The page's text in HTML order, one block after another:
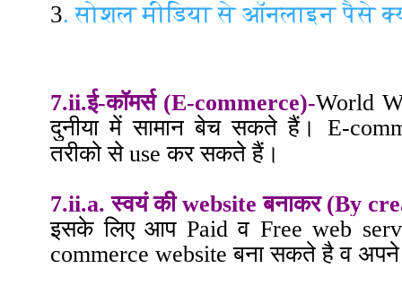
3. सोशल मीडिया से ऑनलाइन पैसे
7.ii.ई-कॉमर्स (E-commerce)-World
दुनीया में सामान बेच सकते हैं ।
E-
तरीको से use कर सकते हैं ।
7.ii.a. स्वयं की website बनाकर (By
इसके लिए आप Paid व Free web
commerce website बना सकते है व